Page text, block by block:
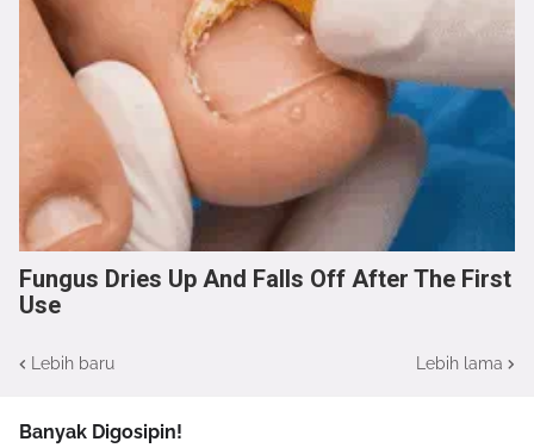
Fungus Dries Up And Falls Off After The First
Use
Lebih baru Lebih lama
Banyak Digosipin!